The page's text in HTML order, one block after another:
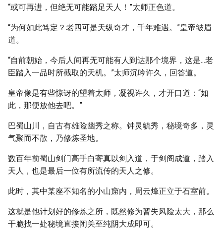
“或可再进，但绝无可能踏足天人！”太师正色道。
“为何如此笃定？老四可是天纵奇才，千年难遇。”皇帝皱眉
道。
“自前朝始，今后人间再无可能有人到达那个境界，这是...老
臣踏入一品时所截取的天机。”太师沉吟许久，回答道。
皇帝像是有些惊讶的望着太师，凝视许久，才开口道：“如
此，那便放他去吧。”
巴蜀山川，自古有雄险幽秀之称。钟灵毓秀，秘境奇多，灵
气聚而不散，乃修炼圣地。
数百年前蜀山剑门高手白寄真以剑入道，于剑阁成道，踏入
天人，也是最后一位有所流传的天人之修。
此时，其中某座不知名的小山窟内，周云烽正立于石室前。
这就是他计划好的修炼之所，既然修为暂失风险太大，那么
干脆找一处秘境直接闭关至纯阴大成即可。